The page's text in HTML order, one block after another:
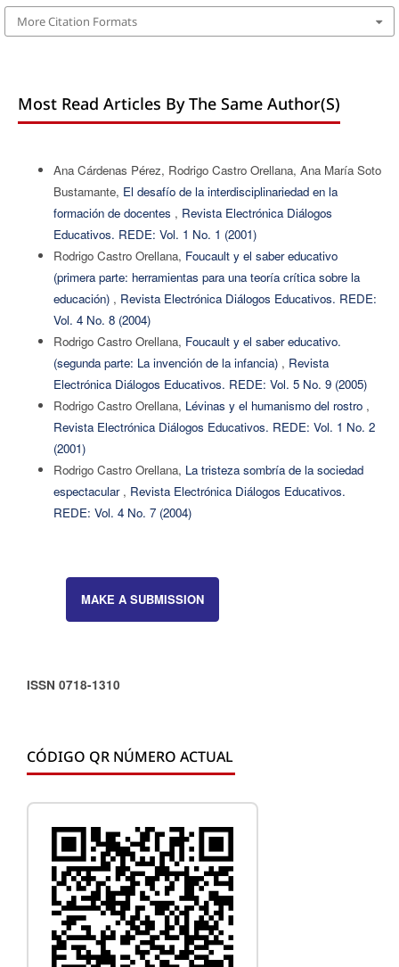
More Citation Formats
Most Read Articles By The Same Author(s)
Ana Cárdenas Pérez, Rodrigo Castro Orellana, Ana María Soto
Bustamante, El desafío de la interdisciplinariedad en la
formación de docentes , Revista Electrónica Diálogos
Educativos. REDE: Vol. 1 No. 1 (2001)
Rodrigo Castro Orellana, Foucault y el saber educativo
(primera parte: herramientas para una teoría crítica sobre la
educación) , Revista Electrónica Diálogos Educativos. REDE:
Vol. 4 No. 8 (2004)
Rodrigo Castro Orellana, Foucault y el saber educativo.
(segunda parte: La invención de la infancia) , Revista
Electrónica Diálogos Educativos. REDE: Vol. 5 No. 9 (2005)
Rodrigo Castro Orellana, Lévinas y el humanismo del rostro ,
Revista Electrónica Diálogos Educativos. REDE: Vol. 1 No. 2
(2001)
Rodrigo Castro Orellana, La tristeza sombría de la sociedad
espectacular , Revista Electrónica Diálogos Educativos.
REDE: Vol. 4 No. 7 (2004)
MAKE A SUBMISSION
ISSN 0718-1310
CÓDIGO QR NÚMERO ACTUAL